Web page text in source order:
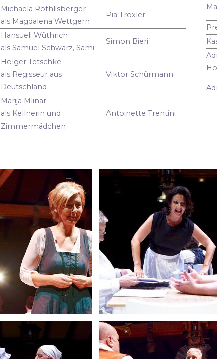
Michaela Röthlisberger
als Magdalena Wettgern
Pia Troxler
Hansueli Wüthrich
als Samuel Schwarz, Sami
Simon Bieri
Holger Tetschke
als Regisseur aus
Deutschland
Viktor Schürmann
Marija Mlinar
als Kellnerin und
Zimmermädchen
Antoinette Trentini